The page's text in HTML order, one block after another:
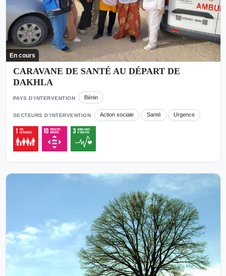
En cours
CARAVANE DE SANTÉ AU DÉPART DE
DAKHLA
PAYS D’INTERVENTION Bénin
SECTEURS D’INTERVENTION Action sociale Santé Urgence